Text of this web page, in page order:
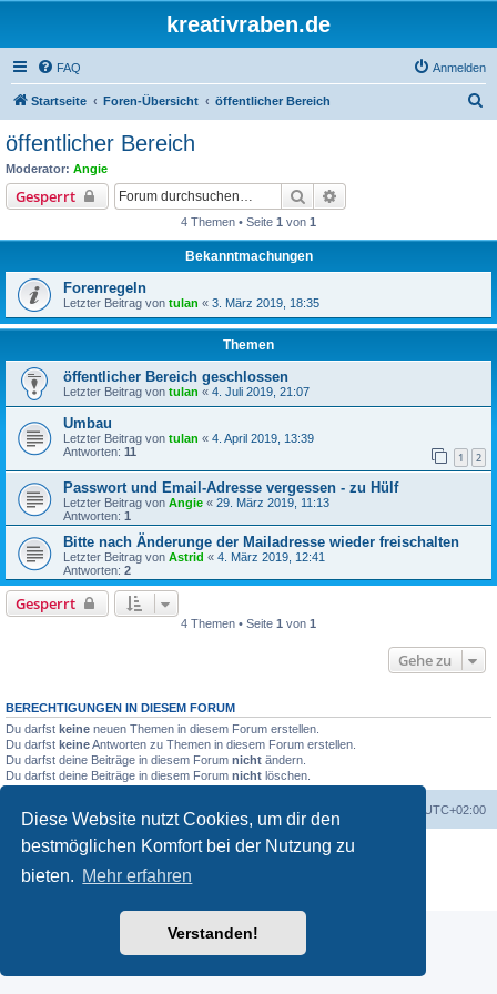
Diese Website nutzt Cookies, um dir den
bestmöglichen Komfort bei der Nutzung zu
bieten. Mehr erfahren
Verstanden!
kreativraben.de
FAQ Anmelden
Startseite Foren-Übersicht öffentlicher Bereich
öffentlicher Bereich
Moderator: Angie
Gesperrt Suche
4 Themen • Seite 1 von 1
Bekanntmachungen
Forenregeln
Letzter Beitrag von tulan « 3. März 2019, 18:35
Themen
öffentlicher Bereich geschlossen
Letzter Beitrag von tulan « 4. Juli 2019, 21:07
Umbau
Letzter Beitrag von tulan « 4. April 2019, 13:39
Antworten: 11 1 2
Passwort und Email-Adresse vergessen - zu Hülf
Letzter Beitrag von Angie « 29. März 2019, 11:13
Antworten: 1
Bitte nach Änderunge der Mailadresse wieder freischalten
Letzter Beitrag von Astrid « 4. März 2019, 12:41
Antworten: 2
Gesperrt
4 Themen • Seite 1 von 1
Gehe zu
BERECHTIGUNGEN IN DIESEM FORUM
Du darfst keine neuen Themen in diesem Forum erstellen.
Du darfst keineAntworten zu Themen in diesem Forum erstellen.
Du darfst deine Beiträge in diesem Forum nicht ändern.
Du darfst deine Beiträge in diesem Forum nicht löschen.
Startseite Foren-Übersicht UTC+02:00
Powered by phpBB ® Forum Software © phpBB Limited
Deutsche Übersetzung durch